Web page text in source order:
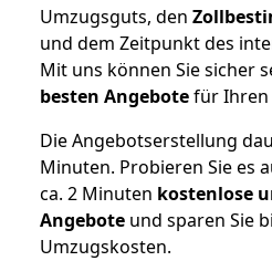
Umzugsguts, den
und dem Zeitpunkt des
Mit uns können Sie sicher
besten Angebotefür Ihren
Die Angebotserstellung
Minuten. Probieren Sie es
ca. 2 Minuten kostenlose
Angebote und sparen Sie
Umzugskosten.